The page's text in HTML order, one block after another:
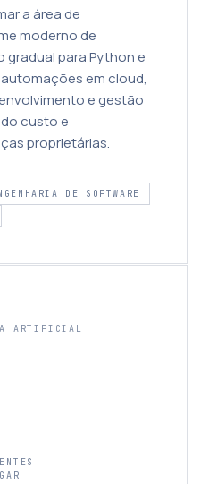
a área de
moderno de
gradual para Python e
em cloud,
e gestão
custo e
proprietárias.
DE SOFTWARE
ARTIFICIAL